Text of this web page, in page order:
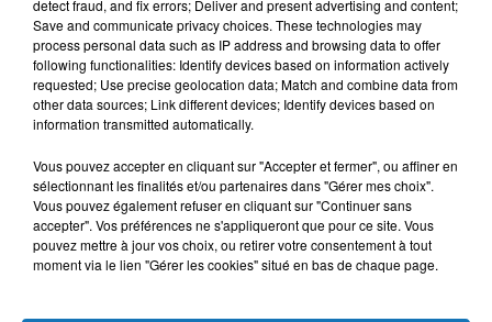
jours pour des examens médicaux.
Alger centre. Manifestation contre le 5eme mandat #Algerie
pic.twitter.com/wWCSgFry9v
— Zahra Rahmouni (@ZahraaRhm)22 février 2019
detect fraud, and fix errors; Deliver and present advertising and content;
Save and communicate privacy choices. These technologies may
process personal data such as IP address and browsing data to offer
following functionalities: Identify devices based on information actively
requested; Use precise geolocation data; Match and combine data from
other data sources; Link different devices; Identify devices based on
information transmitted automatically.
Vous pouvez accepter en cliquant sur "Accepter et fermer", ou affiner en
sélectionnant les finalités et/ou partenaires dans "Gérer mes choix".
Vous pouvez également refuser en cliquant sur "Continuer sans
accepter". Vos préférences ne s'appliqueront que pour ce site. Vous
pouvez mettre à jour vos choix, ou retirer votre consentement à tout
moment via le lien "Gérer les cookies" situé en bas de chaque page.